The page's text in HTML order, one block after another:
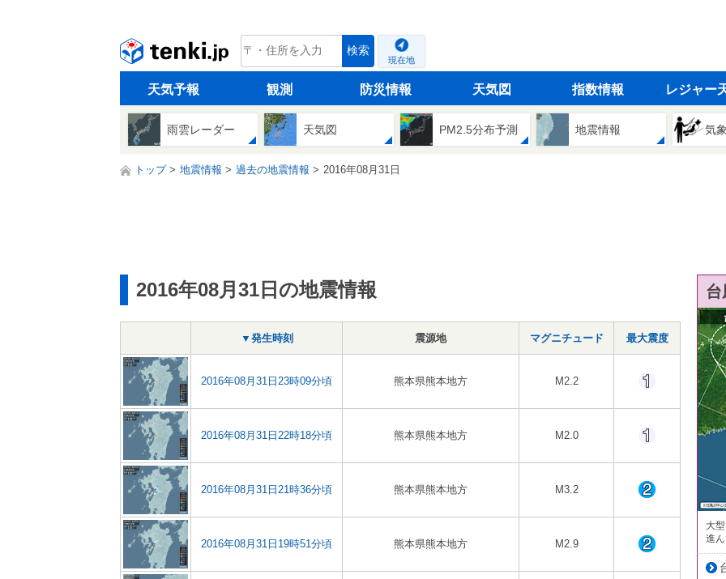
tenki.jp 検索
現在地
天気予報 観測 防災情報 天気図 指数情報 レジャー
雨雲レーダー 天気図 PM2.5分布予測 地震情報 気
トップ 地震情報 過去の地震情報 2016年08月31日
2016年08月31日の地震情報
▼発生時刻 震源地 マグニチュード 最大震度
2016年08月31日23時09分頃 熊本県熊本地方 M2.2
2016年08月31日22時18分頃 熊本県熊本地方 M2.0
2016年08月31日21時36分頃 熊本県熊本地方 M3.2
2016年08月31日19時51分頃 熊本県熊本地方 M2.9
大
進